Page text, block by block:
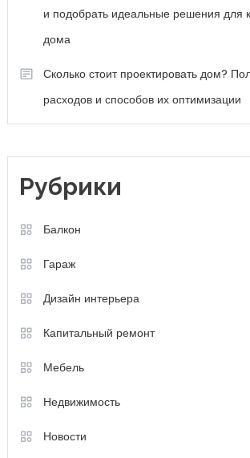
и подобрать идеальные решения для
дома
Сколько стоит проектировать дом?
расходов и способов их оптимизации
Рубрики
Балкон
Гараж
Дизайн интерьера
Капитальный ремонт
Мебель
Недвижимость
Новости